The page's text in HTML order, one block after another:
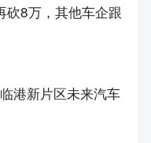
砍8万，其他车企跟
港新片区未来汽车